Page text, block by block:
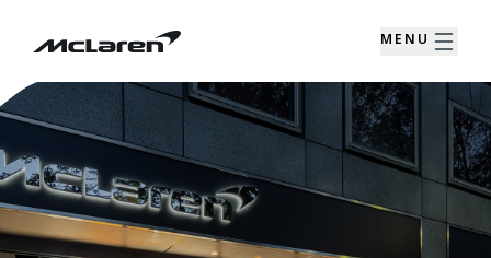
MENU